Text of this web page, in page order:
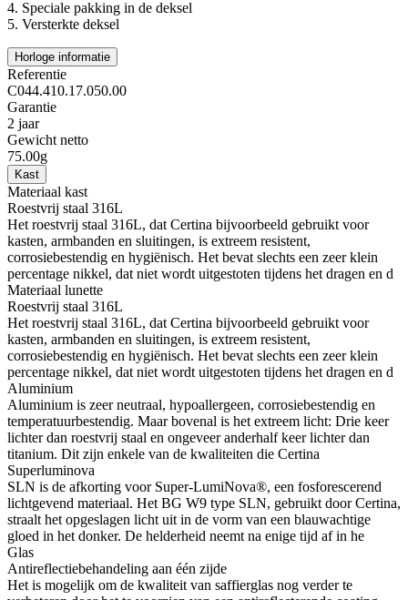
4. Speciale pakking in de deksel
5. Versterkte deksel
Horloge informatie
Referentie
C044.410.17.050.00
Garantie
2 jaar
Gewicht netto
75.00g
Kast
Materiaal kast
Roestvrij staal 316L
Het roestvrij staal 316L, dat Certina bijvoorbeeld gebruikt voor
kasten, armbanden en sluitingen, is extreem resistent,
corrosiebestendig en hygiënisch. Het bevat slechts een zeer klein
percentage nikkel, dat niet wordt uitgestoten tijdens het dragen en d
Materiaal lunette
Roestvrij staal 316L
Het roestvrij staal 316L, dat Certina bijvoorbeeld gebruikt voor
kasten, armbanden en sluitingen, is extreem resistent,
corrosiebestendig en hygiënisch. Het bevat slechts een zeer klein
percentage nikkel, dat niet wordt uitgestoten tijdens het dragen en d
Aluminium
Aluminium is zeer neutraal, hypoallergeen, corrosiebestendig en
temperatuurbestendig. Maar bovenal is het extreem licht: Drie keer
lichter dan roestvrij staal en ongeveer anderhalf keer lichter dan
titanium. Dit zijn enkele van de kwaliteiten die Certina
Superluminova
SLN is de afkorting voor Super-LumiNova®, een fosforescerend
lichtgevend materiaal. Het BG W9 type SLN, gebruikt door Certina,
straalt het opgeslagen licht uit in de vorm van een blauwachtige
gloed in het donker. De helderheid neemt na enige tijd af in he
Glas
Antireflectiebehandeling aan één zijde
Het is mogelijk om de kwaliteit van saffierglas nog verder te